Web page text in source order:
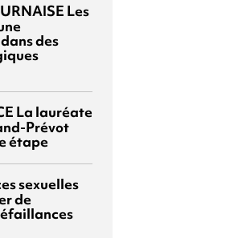
Les
des
La lauréate
Prévot
étape
sexuelles
de